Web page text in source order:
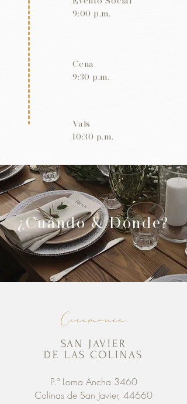
9:00 p.m.
Cena
9:30 p.m.
Vals
10:30 p.m.
¿Cuándo & Dónde?
Ceremonia
SAN JAVIER
DE LAS COLINAS
P.º Loma Ancha 3460
Colinas de San Javier, 44660